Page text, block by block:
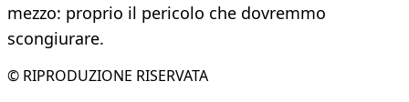
mezzo: proprio il pericolo che dovremmo
scongiurare.
© RIPRODUZIONE RISERVATA